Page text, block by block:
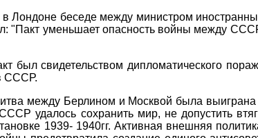
Лондоне беседе между министром
"Пакт уменьшает опасность войны между
был свидетельством дипломатического
СССР.
между Берлином и Москвой была выиграна
удалось сохранить мир, не допустить
1939- 1940гг. Активная внешняя